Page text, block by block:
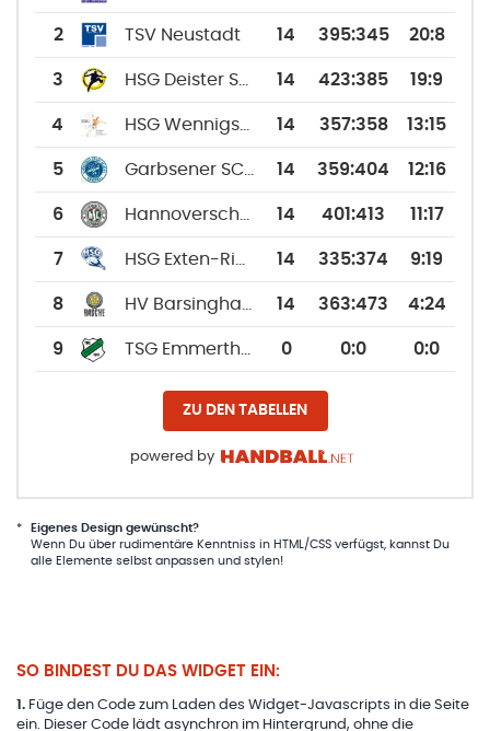
2 TSV Neustadt 14 395:345 20:8
3 14 423:385 19:9
4 14 357:358 13:15
5 14 359:404 12:16
6 14 401:413 11:17
7 14 335:374 9:19
8 14 363:473 4:24
9 0 0:0 0:0
ZU DEN TABELLEN
powered by
*
Eigenes Design gewünscht?
Wenn Du über rudimentäre Kenntniss in HTML/CSS verfügst, kannst Du
alle Elemente selbst anpassen und stylen!
SO BINDEST DU DAS WIDGET EIN:
1 . Füge den Code zum Laden des Widget-Javascripts in die Seite
ein. Dieser Code lädt asynchron im Hintergrund, ohne die